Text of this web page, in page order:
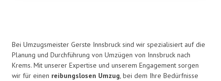
Bei Umzugsmeister Gerste Innsbruck sind wir spezialisiert auf die
Planung und Durchführung von Umzügen von Innsbruck nach
Krems. Mit unserer Expertise und unserem Engagement sorgen
wir für einen reibungslosen Umzug, bei dem Ihre Bedürfnisse